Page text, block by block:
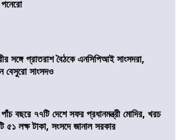
সঙ্গে প্রাতরাশ বৈঠকে এনসিপিআই সাংসদরা,
বেসুরো সাংসদও
বছরে ৭৭টি দেশে সফর প্রধানমন্ত্রী মোদির, খরচ
৫১ লক্ষ টাকা, সংসদে জানাল সরকার